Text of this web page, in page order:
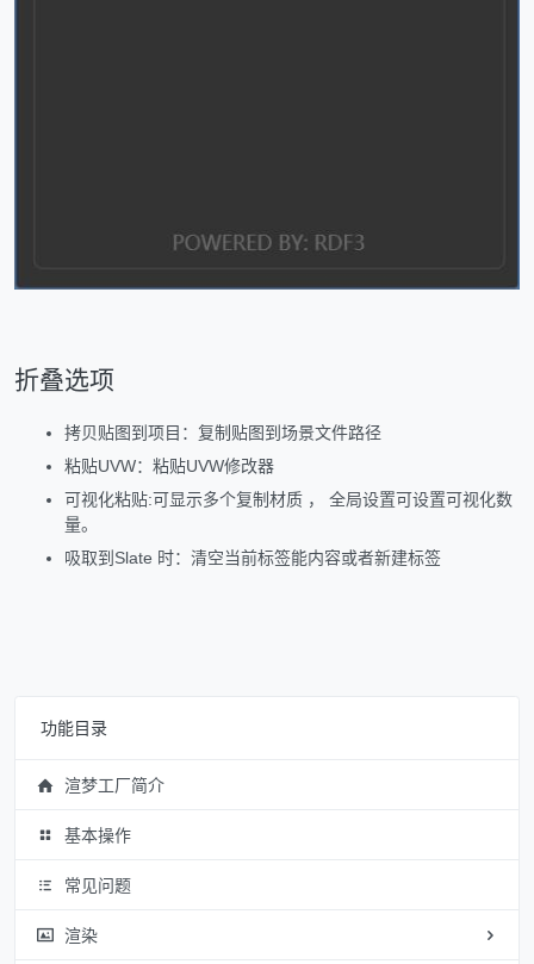
折叠选项
拷贝贴图到项目：复制贴图到场景文件路径
粘贴UVW：粘贴UVW修改器
可视化粘贴:可显示多个复制材质 ， 全局设置可设置可视化数
量。
吸取到Slate 时：清空当前标签能内容或者新建标签
功能目录
渲梦工厂简介
基本操作
常见问题
渲染